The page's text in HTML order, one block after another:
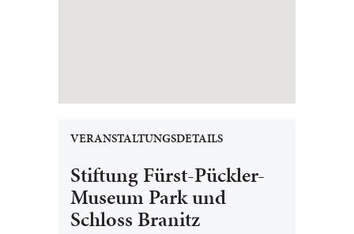
VERANSTALTUNGSDETAILS
Stiftung Fürst-Pückler-
Museum Park und
Schloss Branitz